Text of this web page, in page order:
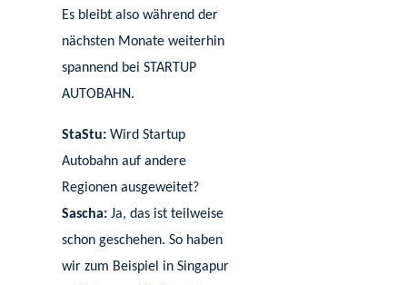
Es bleibt also während der
nächsten Monate weiterhin
spannend bei STARTUP
AUTOBAHN.
StaStu:Wird Startup
Autobahn auf andere
Regionen ausgeweitet?
Sascha:Ja, das ist teilweise
schon geschehen. So haben
wir zum Beispiel in Singapur